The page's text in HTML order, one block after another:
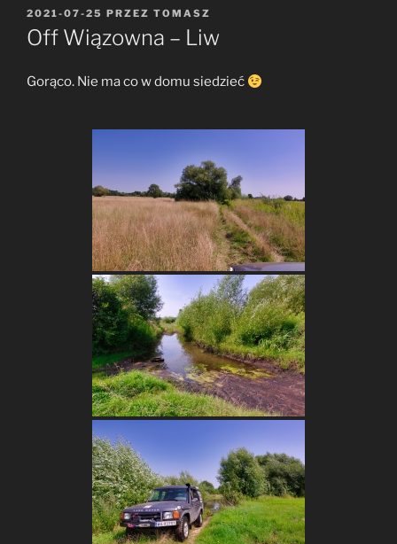
OPUBLIKOWANE
W
2021-07-25 PRZEZ TOMASZ
Off Wiązowna – Liw
Gorąco. Nie ma co w domu siedzieć